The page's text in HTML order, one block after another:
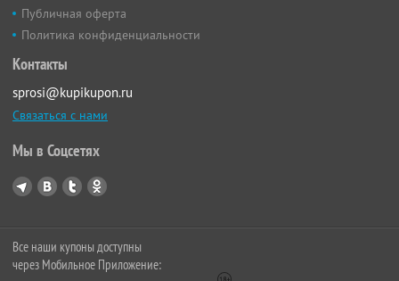
Публичная оферта
Политика конфиденциальности
Контакты
sprosi@kupikupon.ru
Связаться с нами
Мы в Соцсетях
Все наши купоны доступны
через Мобильное Приложение: